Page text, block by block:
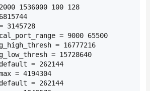
1536000 100 128
3145728
= 9000 65500
= 16777216
= 15728640
= 262144
= 4194304
= 262144